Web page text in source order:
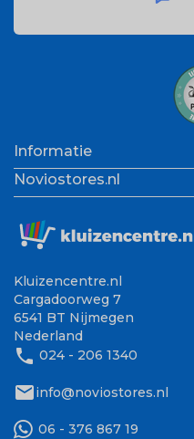
Informatie
Noviostores.nl
Kluizencentre.nl
Cargadoorweg 7
6541 BT Nijmegen
Nederland
phone 024 - 206 1340
mailinfo@noviostores.nl
06 - 376 867 19